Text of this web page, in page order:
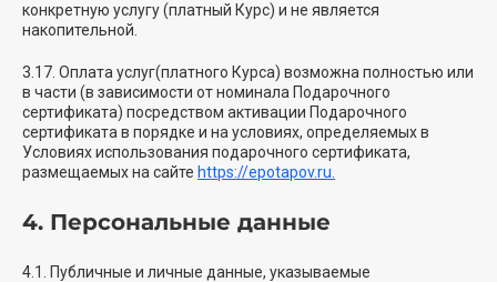
конкретную услугу (платный Курс) и не является
накопительной.
3.17. Оплата услуг(платного Курса) возможна полностью или
в части (в зависимости от номинала Подарочного
сертификата) посредством активации Подарочного
сертификата в порядке и на условиях, определяемых в
Условиях использования подарочного сертификата,
размещаемых на сайте https://epotapov.ru.
4. Персональные данные
4.1. Публичные и личные данные, указываемые